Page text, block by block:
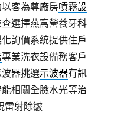
客為尊廠房噴霧設
選擇燕窩營養牙科
詢價系統提供住戶
專業洗衣設備務客戶
器挑選示波器有訊
相關全臉水光等治
雷射除皺